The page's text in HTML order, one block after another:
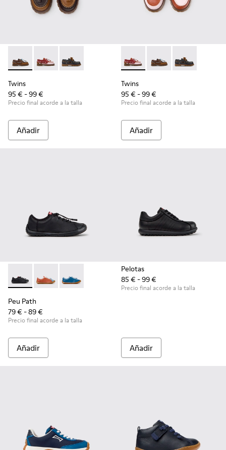
Twins - K800416-007 - Náuticos de piel marrón para niños.
Twins - K800416-008 - Zapatos náuticos de piel
Twins - K800416-001 - Zapatos náuticos de
Twins
95 € - 99 €
Precio final acorde a la talla
Añadir
Twins - K800416-008 -
Twins - K800416-
Twins -
Twins
95 € - 99 €
Precio final acorde a la talla
Añadir
Peu Path - K800707-007 - Zapatillas negras de piel para
Peu Path - K800707-008
Peu Path - K800707-002
Peu Path
79 € - 89 €
Precio final acorde a la talla
Añadir
Pelotas
85 € - 99 €
Precio final acorde a la talla
Añadir